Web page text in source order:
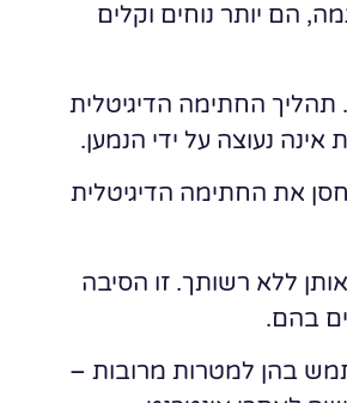
הם יותר נוחים וקלים
תהליך החתימה הדיגיטלית
נעוצה על ידי הנמען.
את החתימה הדיגיטלית
ללא רשותך. זו הסיבה
בהם.
בהן למטרות מרובות –